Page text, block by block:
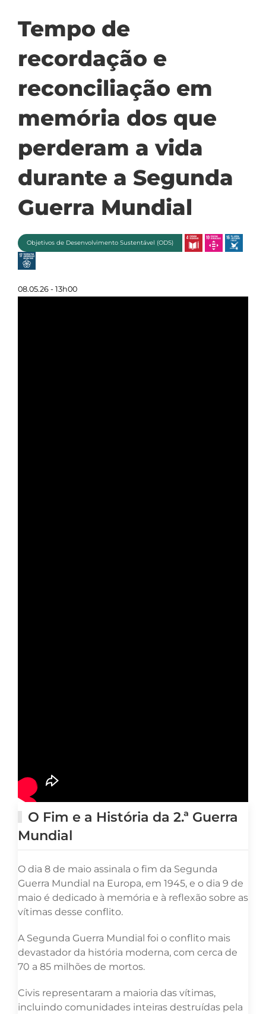
Tempo de
recordação e
reconciliação em
memória dos que
perderam a vida
durante a Segunda
Guerra Mundial
Objetivos de Desenvolvimento Sustentável (ODS)
08.05.26 - 13h00
O Fim e a História da 2.ª Guerra
Mundial
O dia 8 de maio assinala o fim da Segunda
Guerra Mundial na Europa, em 1945, e o dia 9 de
maio é dedicado à memória e à reflexão sobre as
vítimas desse conflito.
A Segunda Guerra Mundial foi o conflito mais
devastador da história moderna, com cerca de
70 a 85 milhões de mortos.
Civis representaram a maioria das vítimas,
incluindo comunidades inteiras destruídas pela